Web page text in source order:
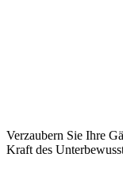
Verzaubern Sie Ihre
Kraft des